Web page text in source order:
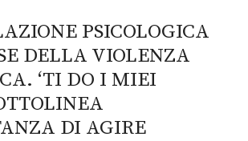
PSICOLOGICA
DELLA VIOLENZA
‘TI DO I MIEI
DI AGIRE